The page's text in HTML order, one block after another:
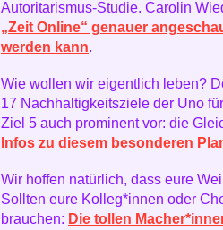
Autoritarismus-Studie. Carolin
„Zeit Online“ genauer
werden kann.
Wie wollen wir eigentlich leben?
17 Nachhaltigkeitsziele der Uno
Ziel 5 auch prominent vor: die
Infos zu diesem besonderen
Wir hoffen natürlich, dass eure
Sollten eure Kolleg*innen oder
brauchen: Die tollen